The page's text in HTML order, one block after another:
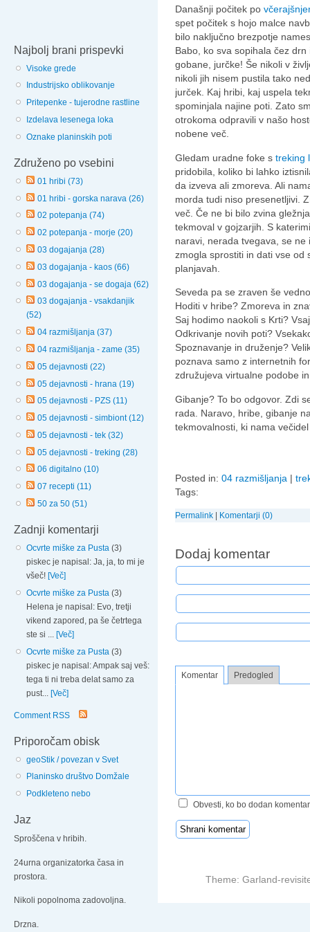
Najbolj brani prispevki
Visoke grede
Industrijsko oblikovanje
Pritepenke - tujerodne rastline
Izdelava lesenega loka
Oznake planinskih poti
Združeno po vsebini
01 hribi (73)
01 hribi - gorska narava (26)
02 potepanja (74)
02 potepanja - morje (20)
03 dogajanja (28)
03 dogajanja - kaos (66)
03 dogajanja - se dogaja (62)
03 dogajanja - vsakdanjik
(52)
04 razmišljanja (37)
04 razmišljanja - zame (35)
05 dejavnosti (22)
05 dejavnosti - hrana (19)
05 dejavnosti - PZS (11)
05 dejavnosti - simbiont (12)
05 dejavnosti - tek (32)
05 dejavnosti - treking (28)
06 digitalno (10)
07 recepti (11)
50 za 50 (51)
Zadnji komentarji
Ocvrte miške za Pusta (3)
piskec je napisal: Ja, ja, to mi je
všeč! [Več]
Ocvrte miške za Pusta (3)
Helena je napisal: Evo, tretji
vikend zapored, pa še četrtega
ste si ... [Več]
Ocvrte miške za Pusta (3)
piskec je napisal: Ampak saj veš:
tega ti ni treba delat samo za
pust... [Več]
Comment RSS
Priporočam obisk
geoStik / povezan v Svet
Planinsko društvo Domžale
Podkleteno nebo
Jaz
Sproščena v hribih.
24urna organizatorka časa in
prostora.
Nikoli popolnoma zadovoljna.
Drzna.
Današnji počitek po
spet počitek s hojo malce
bilo naključno brezpotje
Babo, ko sva sopihala čez
gobane, jurčke! Še nikoli v
nikoli jih nisem pustila tako
jurček. Kaj hribi, kaj uspela
spominjala najine poti. Zato
otrokoma odpravili v našo
nobene več.
Gledam uradne foke s treking
pridobila, koliko bi lahko
da izveva ali zmoreva. Ali
morda tudi niso presenetljivi.
več. Če ne bi bilo zvina
tekmoval v gojzarjih. S
naravi, nerada tvegava, se
zmogla sprostiti in dati vse od
planjavah.
Seveda pa se zraven še
Hoditi v hribe? Zmoreva in
Saj hodimo naokoli s Krti?
Odkrivanje novih poti?
Spoznavanje in druženje?
poznava samo z internetnih
združujeva virtualne podobe
Gibanje? To bo odgovor. Zdi
rada. Naravo, hribe, gibanje
tekmovalnosti, ki nama
Posted in: 04 razmišljanja |
Tags:
Permalink Komentarji (0)
Dodaj komentar
Komentar Predogled
Obvesti, ko bo dodan komentar
Theme: Garland-